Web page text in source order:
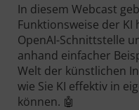
In diesem Webcast
Funktionsweise der
OpenAI-Schnittstelle
anhand einfacher
Welt der künstlichen
wie Sie KI effektiv in
können. 🤖